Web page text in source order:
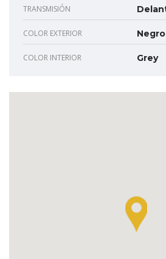
TRANSMISIÓN
COLOR EXTERIOR Negro
COLOR INTERIOR Grey